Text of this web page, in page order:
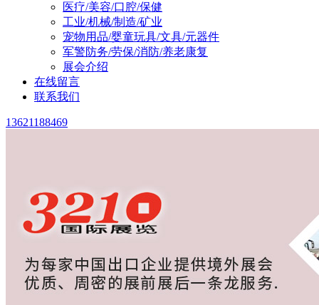
医疗/美容/口腔/保健
工业/机械/制造/矿业
宠物用品/婴童玩具/文具/元器件
军警防务/劳保/消防/养老康复
展会介绍
在线留言
联系我们
13621188469